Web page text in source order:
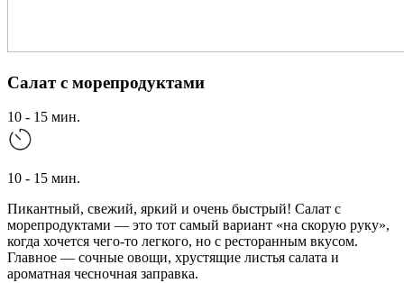
Салат с морепродуктами
10 - 15 мин.
10 - 15 мин.
Пикантный, свежий, яркий и очень быстрый! Салат с
морепродуктами — это тот самый вариант «на скорую руку»,
когда хочется чего-то легкого, но с ресторанным вкусом.
Главное — сочные овощи, хрустящие листья салата и
ароматная чесночная заправка.